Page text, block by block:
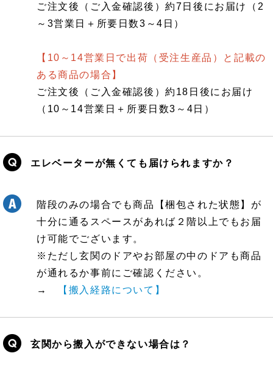
ご注文後（ご入金確認後）約7日後にお届け（2
～3営業日＋所要日数3～4日）
【10～14営業日で出荷（受注生産品）と記載の
ある商品の場合】
ご注文後（ご入金確認後）約18日後にお届け
（10～14営業日＋所要日数3～4日）
エレベーターが無くても届けられますか？
階段のみの場合でも商品【梱包された状態】が
十分に通るスペースがあれば２階以上でもお届
け可能でございます。
※ただし玄関のドアやお部屋の中のドアも商品
が通れるか事前にご確認ください。
→
【搬入経路について】
玄関から搬入ができない場合は？